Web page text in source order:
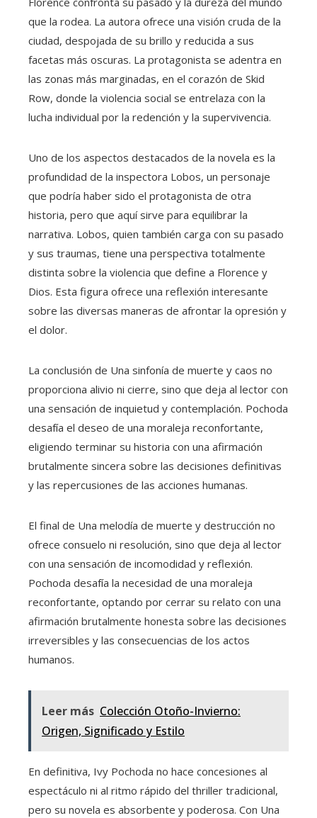
que la rodea. La autora ofrece una visión cruda de la
ciudad, despojada de su brillo y reducida a sus
facetas más oscuras. La protagonista se adentra en
las zonas más marginadas, en el corazón de Skid
Row, donde la violencia social se entrelaza con la
lucha individual por la redención y la supervivencia.
Uno de los aspectos destacados de la novela es la
profundidad de la inspectora Lobos, un personaje
que podría haber sido el protagonista de otra
historia, pero que aquí sirve para equilibrar la
narrativa. Lobos, quien también carga con su pasado
y sus traumas, tiene una perspectiva totalmente
distinta sobre la violencia que define a Florence y
Dios. Esta figura ofrece una reflexión interesante
sobre las diversas maneras de afrontar la opresión y
el dolor.
La conclusión de Una sinfonía de muerte y caos no
proporciona alivio ni cierre, sino que deja al lector con
una sensación de inquietud y contemplación. Pochoda
desafía el deseo de una moraleja reconfortante,
eligiendo terminar su historia con una afirmación
brutalmente sincera sobre las decisiones definitivas
y las repercusiones de las acciones humanas.
El final de Una melodía de muerte y destrucción no
ofrece consuelo ni resolución, sino que deja al lector
con una sensación de incomodidad y reflexión.
Pochoda desafía la necesidad de una moraleja
reconfortante, optando por cerrar su relato con una
afirmación brutalmente honesta sobre las decisiones
irreversibles y las consecuencias de los actos
humanos.
Leer más Colección Otoño-Invierno:
Origen, Significado y Estilo
En definitiva, Ivy Pochoda no hace concesiones al
espectáculo ni al ritmo rápido del thriller tradicional,
pero su novela es absorbente y poderosa. Con Una